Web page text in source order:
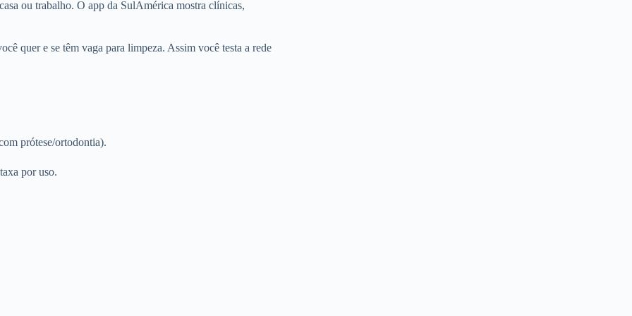
ou trabalho. O app da SulAmérica mostra clínicas,
quer e se têm vaga para limpeza. Assim você testa a rede
prótese/ortodontia).
por uso.